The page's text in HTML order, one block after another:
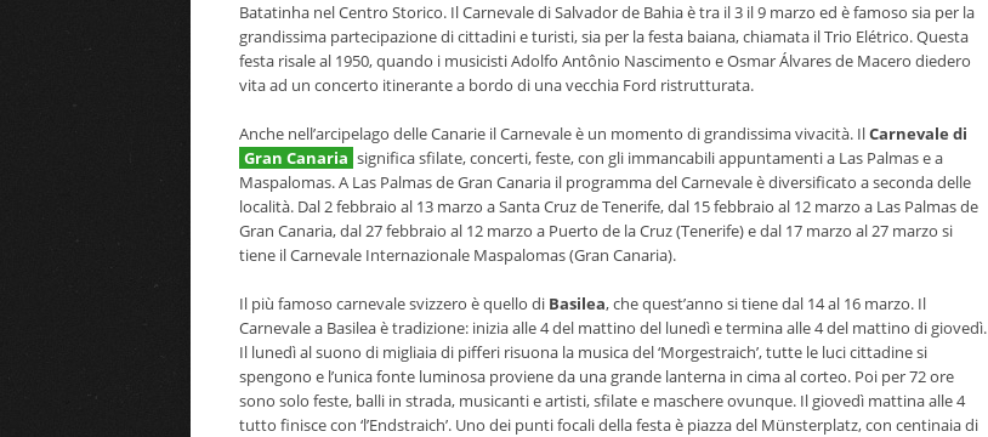
Batatinha nel Centro Storico. Il Carnevale di Salvador de Bahia è tra il 3 il 9 marzo ed è famoso sia per la
grandissima partecipazione di cittadini e turisti, sia per la festa baiana, chiamata il Trio Elétrico. Questa
festa risale al 1950, quando i musicisti Adolfo Antônio Nascimento e Osmar Álvares de Macero diedero
vita ad un concerto itinerante a bordo di una vecchia Ford ristrutturata.
Anche nell’arcipelago delle Canarie il Carnevale è un momento di grandissima vivacità. IlCarnevale di
Gran Canaria significa sfilate, concerti, feste, con gli immancabili appuntamenti a Las Palmas e a
Maspalomas. A Las Palmas de Gran Canaria il programma del Carnevale è diversificato a seconda delle
località. Dal 2 febbraio al 13 marzo a Santa Cruz de Tenerife, dal 15 febbraio al 12 marzo a Las Palmas de
Gran Canaria, dal 27 febbraio al 12 marzo a Puerto de la Cruz (Tenerife) e dal 17 marzo al 27 marzo si
tiene il Carnevale Internazionale Maspalomas (Gran Canaria).
Il più famoso carnevale svizzero è quello di Basilea, che quest’anno si tiene dal 14 al 16 marzo. Il
Carnevale a Basilea è tradizione: inizia alle 4 del mattino del lunedì e termina alle 4 del mattino di giovedì.
Il lunedì al suono di migliaia di pifferi risuona la musica del ‘Morgestraich’, tutte le luci cittadine si
spengono e l’unica fonte luminosa proviene da una grande lanterna in cima al corteo. Poi per 72 ore
sono solo feste, balli in strada, musicanti e artisti, sfilate e maschere ovunque. Il giovedì mattina alle 4
tutto finisce con ‘l’Endstraich’. Uno dei punti focali della festa è piazza del Münsterplatz, con centinaia di